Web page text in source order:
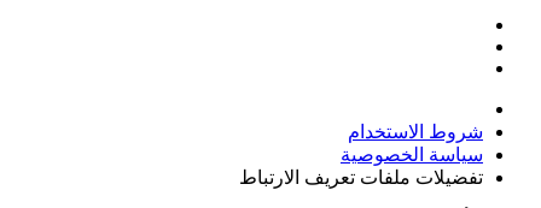
شروط الاستخدام
سياسة الخصوصية
تفضيلات ملفات تعريف الارتباط